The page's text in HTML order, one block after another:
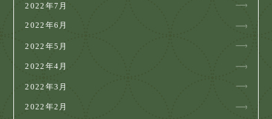
2022年7月
2022年6月
2022年5月
2022年4月
2022年3月
2022年2月